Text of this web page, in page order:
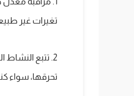
تغيرات غير
2. تتبع
تحرقها، سواء